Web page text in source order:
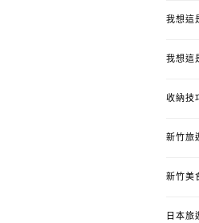
我想這
我想這
收納技
新竹旅
新竹美
日本旅